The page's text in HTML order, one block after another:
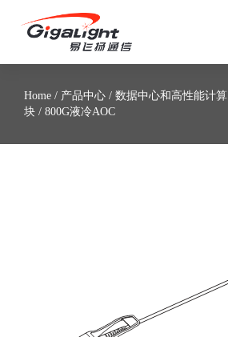
开放光网络器件的向导
Home / 产品中心 / 数据中心和高性能计算
块 / 800G液冷AOC